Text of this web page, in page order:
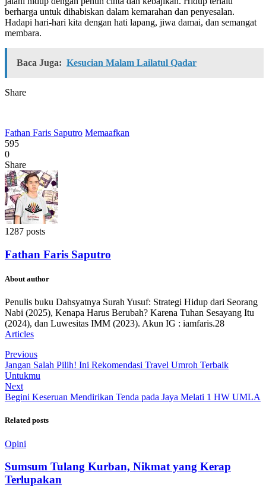
berharga untuk dihabiskan dalam kemarahan dan penyesalan.
Hadapi hari-hari kita dengan hati lapang, jiwa damai, dan semangat
membara.
Baca Juga: Kesucian Malam Lailatul Qadar
Share
Fathan Faris Saputro Memaafkan
595
0
Share
1287 posts
Fathan Faris Saputro
About author
Penulis buku Dahsyatnya Surah Yusuf: Strategi Hidup dari Seorang
Nabi (2025), Kenapa Harus Berubah? Karena Tuhan Sesayang Itu
(2024), dan Luwesitas IMM (2023). Akun IG : iamfaris.28
Articles
Previous
Jangan Salah Pilih! Ini Rekomendasi Travel Umroh Terbaik
Untukmu
Next
Begini Keseruan Mendirikan Tenda pada Jaya Melati 1 HW UMLA
Related posts
Opini
Sumsum Tulang Kurban, Nikmat yang Kerap
Terlupakan